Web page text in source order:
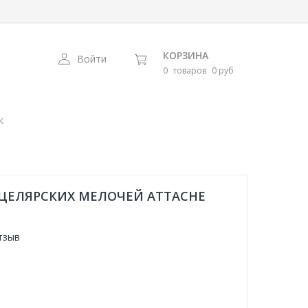
Войти КОРЗИНА
0 товаров 0 руб
МЕЛОЧЕЙ ATTACHE